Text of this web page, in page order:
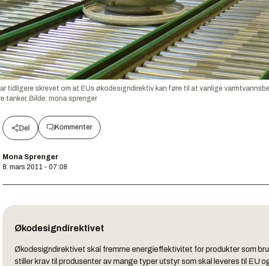
tidligere skrevet om at EUs økodesigndirektiv kan føre til at vanlige
tanker. Bilde: mona sprenger
Del Kommenter
Mona Sprenger
8. mars 2011 - 07:08
Økodesigndirektivet
Økodesigndirektivet skal fremme energieffektivitet for produkter som
stiller krav til produsenter av mange typer utstyr som skal leveres til EU